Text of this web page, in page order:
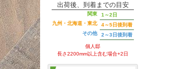
出荷後、到着までの目安
関東
1～2日
九州・北海道・東北
4～5日後到着
その他
2～3日後到着
個人邸
長さ2200mm以上含む場合+2日